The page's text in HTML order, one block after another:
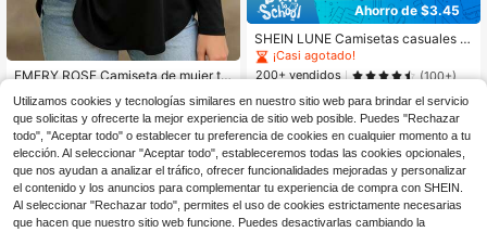
EMERY ROSE Camiseta de mujer tal
inimalista, versátil para ir al trabajo,
diseño de cuello en V con patchwor
k de malla, manga larga
$9 .59 -29%
Ahorro de $3.45
SHEIN LUNE Camisetas casuales d
e manga larga con cuello en V y bot
ones de unicolor para mujer de talla
grande
¡Casi agotado!
200+ vendidos
(100+)
$9.34 -27% con cupón
Utilizamos cookies y tecnologías similares en nuestro sitio web para brindar el servicio
que solicitas y ofrecerte la mejor experiencia de sitio web posible. Puedes "Rechazar
todo", "Aceptar todo" o establecer tu preferencia de cookies en cualquier momento a tu
elección. Al seleccionar "Aceptar todo", estableceremos todas las cookies opcionales,
que nos ayudan a analizar el tráfico, ofrecer funcionalidades mejoradas y personalizar
el contenido y los anuncios para complementar tu experiencia de compra con SHEIN.
Al seleccionar "Rechazar todo", permites el uso de cookies estrictamente necesarias
que hacen que nuestro sitio web funcione. Puedes desactivarlas cambiando la